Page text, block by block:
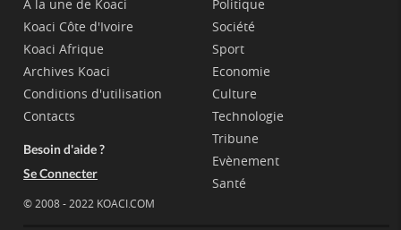
A la une de Koaci
Koaci Côte d'Ivoire
Koaci Afrique
Archives Koaci
Conditions d'utilisation
Contacts
Besoin d'aide ?
Se Connecter
© 2008 - 2022 KOACI.COM
Politique
Société
Sport
Economie
Culture
Technologie
Tribune
Evènement
Santé